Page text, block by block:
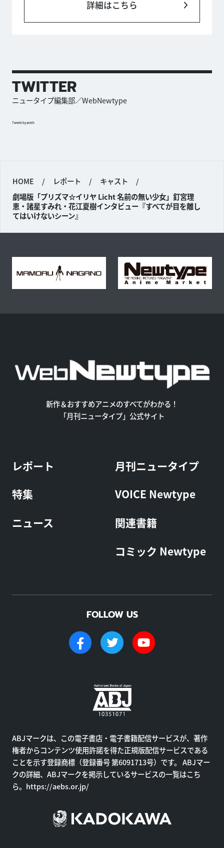
詳細はこちら
TWITTER
ニュータイプ編集部／WebNewtype
Tweets by antch
HOME / レポート / キャスト
/
劇場版「プリズマ☆イリヤ Licht 名前の無い少女」釘宮理
恵・諸星すみれ・花江夏樹インタビュー『すべてが目を離し
てはいけないシーン』
新作＆おすすめアニメのすべてがわかる！
「月刊ニュータイプ」公式サイト
レポート
特集
ニュース
月刊ニュータイプ
VOICE Newtype
関連書籍
コミック Newtype
FOLLOW US
ABJマークは、この電子書店・電子書籍配信サービスが、著作
権者からコンテンツ使用許諾を得た正規版配信サービスである
ことを示す登録商標（登録番号 第6091713号）です。 ABJマー
クの詳細、ABJマークを掲示しているサービスの一覧はこち
ら。 https://aebs.or.jp/